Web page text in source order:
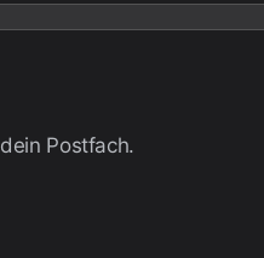
Postfach.